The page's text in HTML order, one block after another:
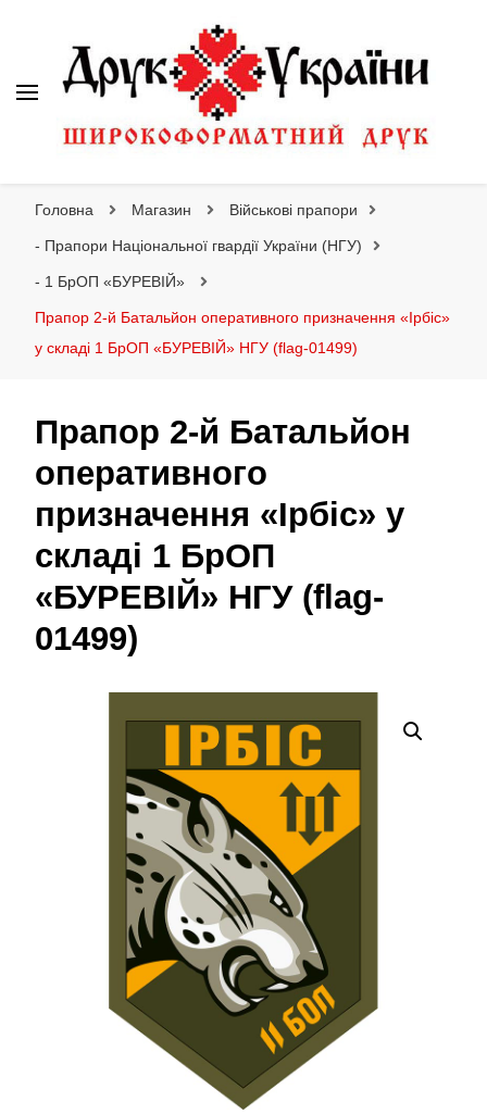
Головна Магазин Військові прапори
- Прапори Національної гвардії України (НГУ)
- 1 БрОП «БУРЕВІЙ»
Прапор 2-й Батальйон оперативного призначення «Ірбіс»
у складі 1 БрОП «БУРЕВІЙ» НГУ (flag-01499)
Прапор 2-й Батальйон
оперативного
призначення «Ірбіс» у
складі 1 БрОП
«БУРЕВІЙ» НГУ (flag-
01499)